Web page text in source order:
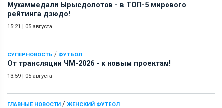
Мухаммедали Ырысдолотов - в ТОП-5 мирового
рейтинга дзюдо!
15:21 | 05 августа
СУПЕРНОВОСТЬ / ФУТБОЛ
От трансляции ЧМ-2026 - к новым проектам!
13:59 | 05 августа
ГЛАВНЫЕ НОВОСТИ / ЖЕНСКИЙ ФУТБОЛ